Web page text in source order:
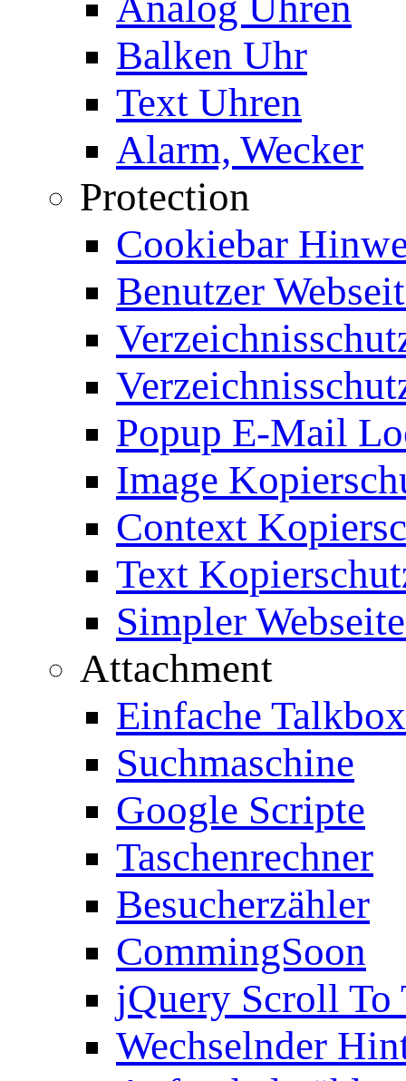
Balken Uhr
Text Uhren
Alarm, Wecker
Protection
Cookiebar
Benutzer
Popup E-Mail
Image
Context
Text
Simpler
Attachment
Einfache Talkbox
Suchmaschine
Google Scripte
Taschenrechner
Besucherzähler
CommingSoon
jQuery Scroll To
Wechselnder